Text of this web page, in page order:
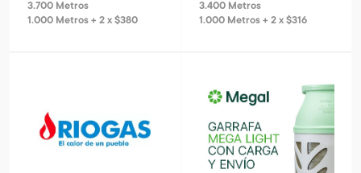
3.700 Metros
1.000 Metros + 2 x $380
3.400 Metros
1.000 Metros + 2 x $316